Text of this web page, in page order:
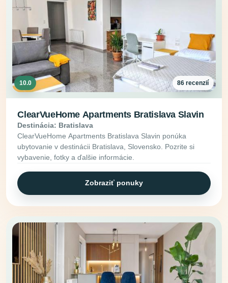
10.0 86 recenzií
ClearVueHome Apartments Bratislava Slavin
Destinácia: Bratislava
ClearVueHome Apartments Bratislava Slavin ponúka
ubytovanie v destinácii Bratislava, Slovensko. Pozrite si
vybavenie, fotky a ďalšie informácie.
Zobraziť ponuky